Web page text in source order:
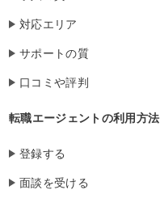
対応エリア
サポートの質
口コミや評判
転職エージェントの利用方法
登録する
面談を受ける